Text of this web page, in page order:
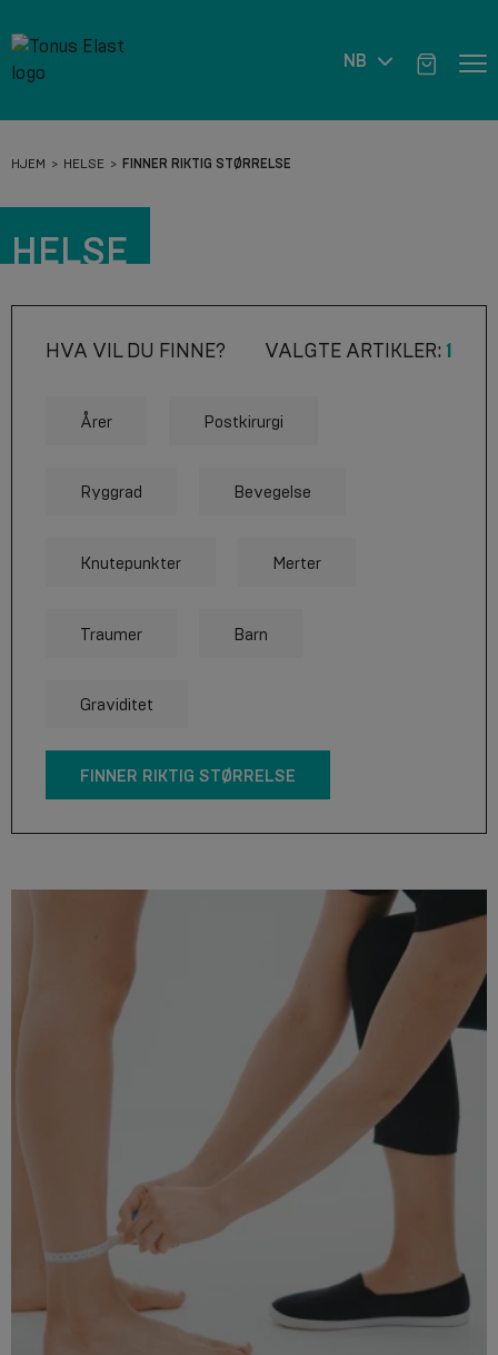
NB
HJEM HELSE FINNER RIKTIG STØRRELSE
HELSE
HVA VIL DU FINNE? VALGTE ARTIKLER: 1
Årer Postkirurgi
Ryggrad Bevegelse
Knutepunkter Merter
Traumer Barn
Graviditet
FINNER RIKTIG STØRRELSE